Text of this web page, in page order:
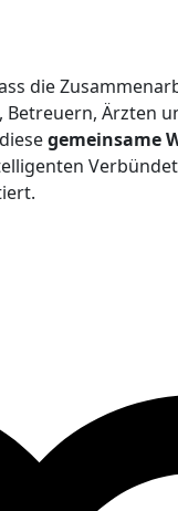
die
Ärzten
gemeinsame